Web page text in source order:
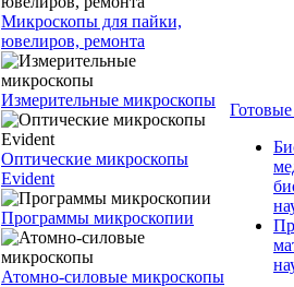
Микроскопы для пайки,
ювелиров, ремонта
Измерительные микроскопы
Оптические микроскопы
Evident
Программы микроскопии
Атомно-силовые микроскопы